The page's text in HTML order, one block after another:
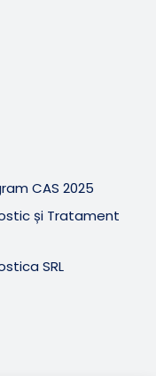
CAS 2025
și Tratament
SRL